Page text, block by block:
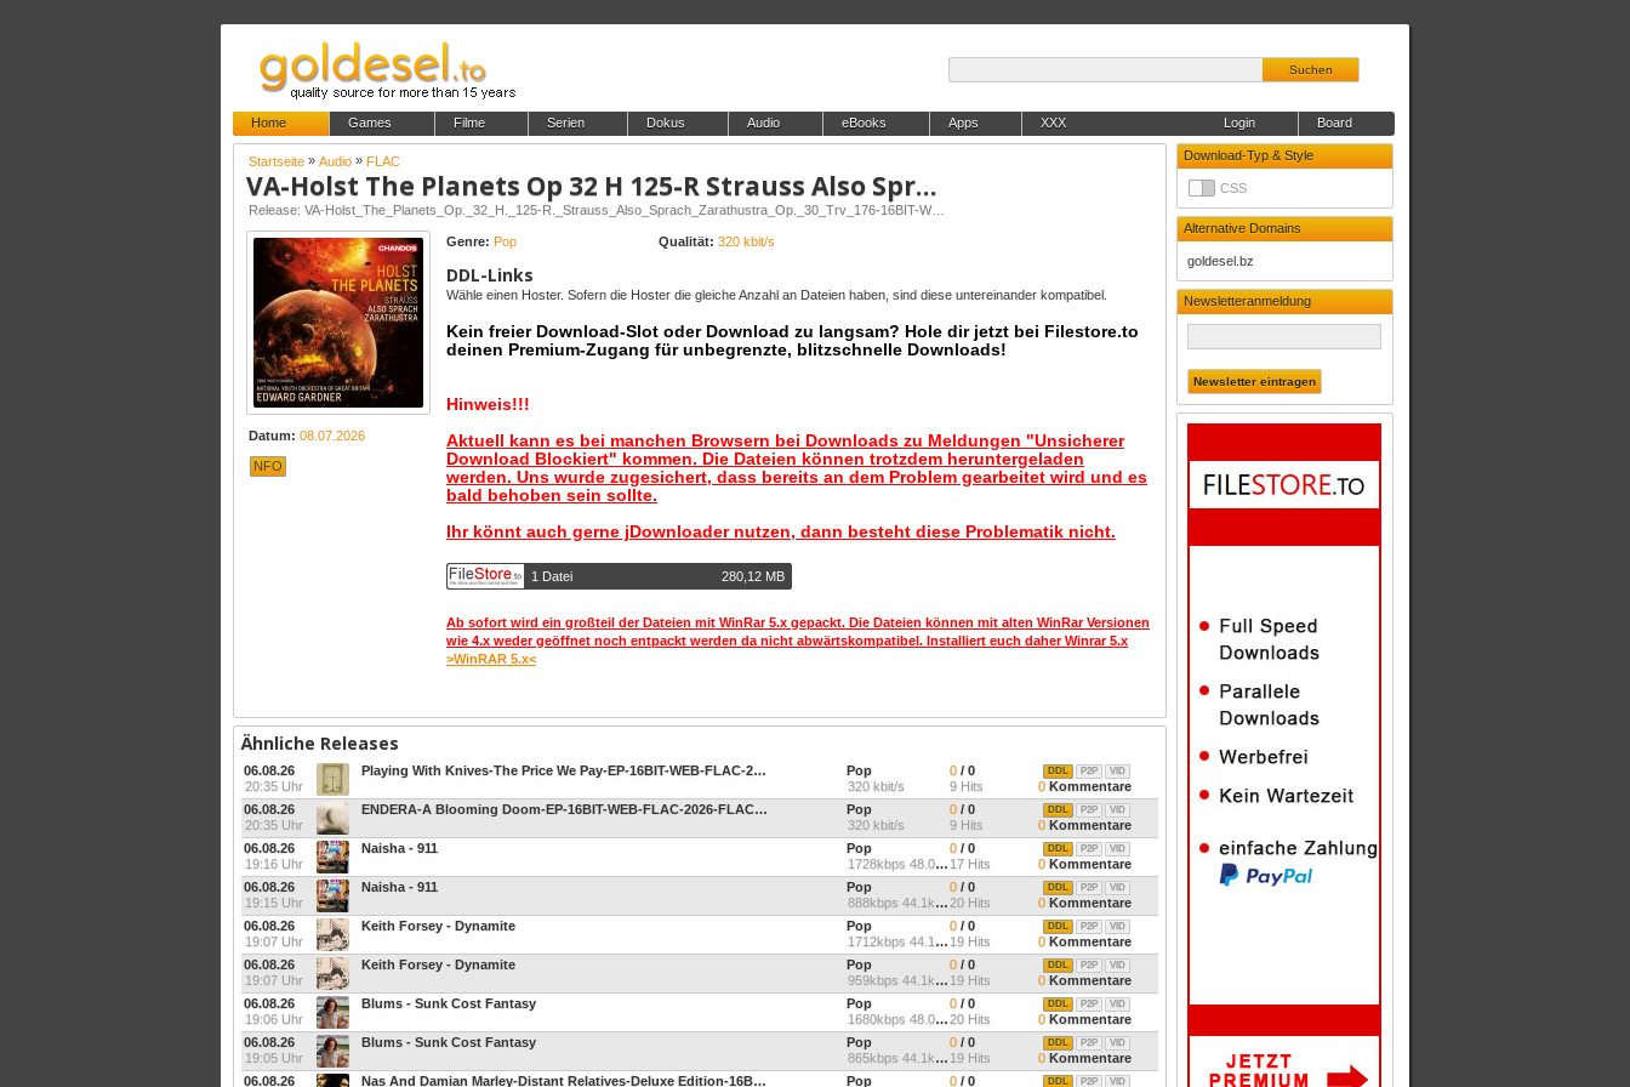
Suchen
Home Games Filme Serien Dokus Audio eBooks Apps XXX Board
Login
Download-Typ & Style
CSS
Alternative Domains
goldesel.bz
Newsletteranmeldung
Startseite » Audio » FLAC
VA-Holst The Planets Op 32 H 125-R Strauss Also Sprach Zarathustra Op 30 Trv 176-16BIT-WEB-FLAC-2017-SYMPHONY
Release: VA-Holst_The_Planets_Op._32_H._125-R._Strauss_Also_Sprach_Zarathustra_Op._30_Trv_176-16BIT-WEB-FLAC-2017-SYMPHONY
Datum: 08.07.2026
NFO
Genre: Pop Qualität: 320 kbit/s
DDL-Links
Wähle einen Hoster. Sofern die Hoster die gleiche Anzahl an Dateien haben, sind diese untereinander kompatibel.
Kein freier Download-Slot oder Download zu langsam? Hole dir jetzt bei Filestore.to
deinen Premium-Zugang für unbegrenzte, blitzschnelle Downloads!
Hinweis!!!
Aktuell kann es bei manchen Browsern bei Downloads zu Meldungen "Unsicherer
Download Blockiert" kommen. Die Dateien können trotzdem heruntergeladen
werden. Uns wurde zugesichert, dass bereits an dem Problem gearbeitet wird und es
bald behoben sein sollte.
Ihr könnt auch gerne jDownloader nutzen, dann besteht diese Problematik nicht.
1 Datei 280,12 MB
Ab sofort wird ein großteil der Dateien mit WinRar 5.x gepackt. Die Dateien können mit alten WinRar Versionen
wie 4.x weder geöffnet noch entpackt werden da nicht abwärtskompatibel. Installiert euch daher Winrar 5.x
>WinRAR 5.x<
Ähnliche Releases
06.08.26
20:35 Uhr
Playing With Knives-The Price We Pay-EP-16BIT-WEB-FLAC-2026-FLACCiD
Pop
320 kbit/s
0 / 0
9 Hits
VID
P2P
DDL
0 Kommentare
06.08.26
20:35 Uhr
ENDERA-A Blooming Doom-EP-16BIT-WEB-FLAC-2026-FLACCiD
Pop
320 kbit/s
0 / 0
9 Hits
VID
P2P
DDL
0 Kommentare
06.08.26
19:16 Uhr
Naisha - 911
Pop
1728kbps 48.0kHz
0 / 0
17 Hits
VID
P2P
DDL
0 Kommentare
06.08.26
19:15 Uhr
Naisha - 911
Pop
888kbps 44.1kHz
0 / 0
20 Hits
VID
P2P
DDL
0 Kommentare
06.08.26
19:07 Uhr
Keith Forsey - Dynamite
Pop
1712kbps 44.1kHz
0 / 0
19 Hits
VID
P2P
DDL
0 Kommentare
06.08.26
19:07 Uhr
Keith Forsey - Dynamite
Pop
959kbps 44.1kHz
0 / 0
19 Hits
VID
P2P
DDL
0 Kommentare
06.08.26
19:06 Uhr
Blums - Sunk Cost Fantasy
Pop
1680kbps 48.0kHz
0 / 0
20 Hits
VID
P2P
DDL
0 Kommentare
06.08.26
19:05 Uhr
Blums - Sunk Cost Fantasy
Pop
865kbps 44.1kHz
0 / 0
19 Hits
VID
P2P
DDL
0 Kommentare
06.08.26
Nas And Damian Marley-Distant Relatives-Deluxe Edition-16BIT-WEB-FLAC-2010-LSM Pop 0 / 0 VID
P2P
DDL